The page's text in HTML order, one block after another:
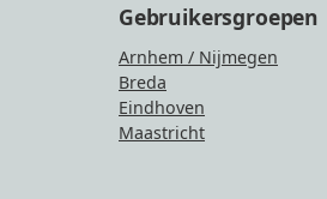
Gebruikersgroepen
Arnhem / Nijmegen
Breda
Eindhoven
Maastricht